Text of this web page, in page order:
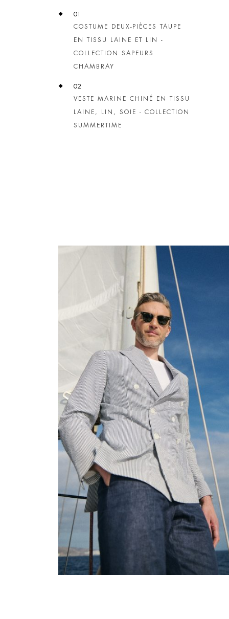
01
COSTUME DEUX-PIÈCES TAUPE
EN TISSU LAINE ET LIN -
COLLECTION SAPEURS
CHAMBRAY
02
VESTE MARINE CHINÉ EN TISSU
LAINE, LIN, SOIE - COLLECTION
SUMMERTIME​